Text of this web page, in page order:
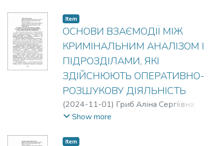
Item
ОСНОВИ ВЗАЄМОДІЇ МІЖ
КРИМІНАЛЬНИМ АНАЛІЗОМ І
ПІДРОЗДІЛАМИ, ЯКІ
ЗДІЙСНЮЮТЬ ОПЕРАТИВНО-
РОЗШУКОВУ ДІЯЛЬНІСТЬ
(2024-11-01) Гриб Аліна Сергіївна;
Марков М.М.
Show more
Item